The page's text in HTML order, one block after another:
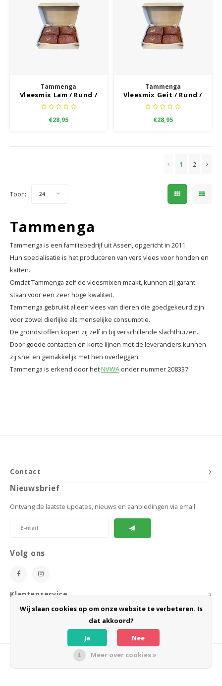
Tammenga
Vleesmix Lam / Rund /
Kip Grootverbruik
€28,95
Tammenga
Vleesmix Geit / Rund /
Kip Grootverbruik
€28,95
1 2
Toon: 24
Tammenga
Tammenga is een familiebedrijf uit Assen, opgericht in 2011.
Hun specialisatie is het produceren van vers vlees voor honden en
katten.
Omdat Tammenga zelf de vleesmixen maakt, kunnen zij garant
staan voor een zeer hoge kwaliteit.
Tammenga gebruikt alleen vlees van dieren die goedgekeurd zijn
voor zowel dierlijke als menselijke consumptie.
De grondstoffen kopen zij zelf in bij verschillende slachthuizen.
Door goede contacten en korte lijnen met de leveranciers kunnen
zij snel en gemakkelijk met hen overleggen.
Tammenga is erkend door hetNVWA onder nummer 208337.
Contact
Nieuwsbrief
Ontvang de laatste updates, nieuws en aanbiedingen via email
Volg ons
Klantenservice
© Copyright 2026 BoeZLife - Powered byLightspeed
Wij slaan cookies op om onze website te verbeteren. Is
dat akkoord?
Ja
Nee
Meer over cookies »